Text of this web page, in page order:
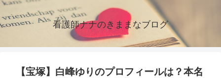
看護師ナナのきままなブログ
【宝塚】白峰ゆりのプロフィールは？本名